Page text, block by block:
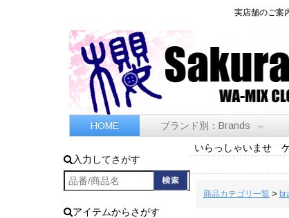
実店舗のご案
HOME ブランド別：Brands
入力してさがす
アイテムからさがす
いらっしゃいませ
商品カテゴリ一覧>